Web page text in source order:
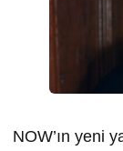
NOW’ın yeni